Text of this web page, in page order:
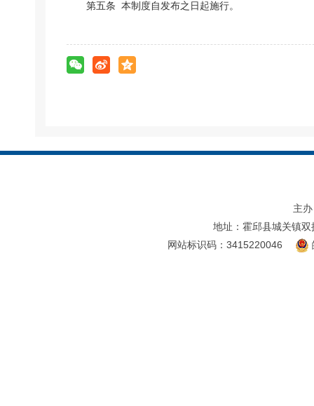
第五条 本制度自发布之日起施行。
主
地址：霍邱县城关镇双
网站标识码：3415220046